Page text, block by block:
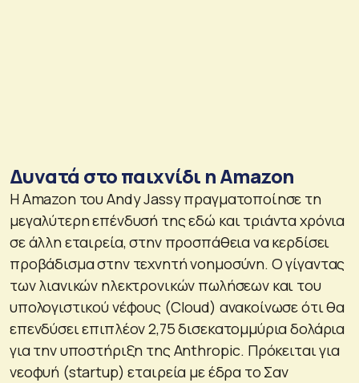
Δυνατά στο παιχνίδι η Amazon
Η Amazon του Andy Jassy πραγματοποίησε τη
μεγαλύτερη επένδυσή της εδώ και τριάντα χρόνια
σε άλλη εταιρεία, στην προσπάθεια να κερδίσει
προβάδισμα στην τεχνητή νοημοσύνη. Ο γίγαντας
των λιανικών ηλεκτρονικών πωλήσεων και του
υπολογιστικού νέφους (Cloud) ανακοίνωσε ότι θα
επενδύσει επιπλέον 2,75 δισεκατομμύρια δολάρια
για την υποστήριξη της Anthropic. Πρόκειται για
νεοφυή (startup) εταιρεία με έδρα το Σαν